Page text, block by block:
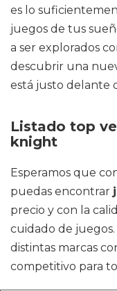
es lo
juegos de tus
a ser explorados
descubrir una
está justo delante
Listado top
knight
Esperamos que
puedas encontrar
precio y con la
cuidado de
distintas marcas
competitivo para